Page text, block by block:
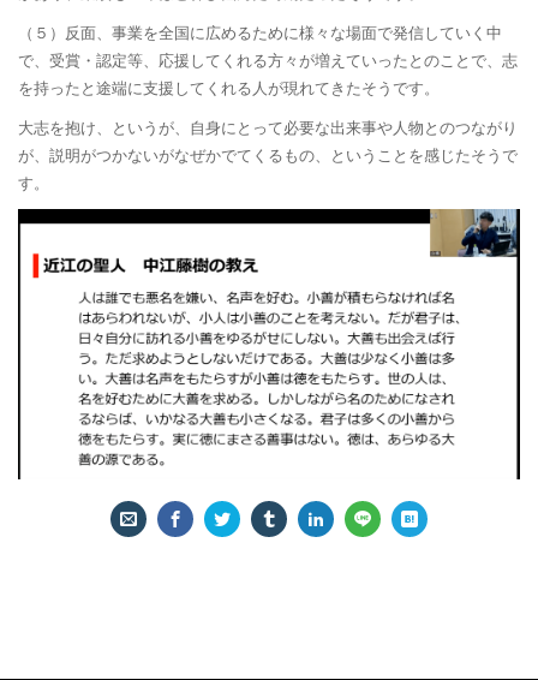
（５）反面、事業を全国に広めるために様々な場面で発信していく中
で、受賞・認定等、応援してくれる方々が増えていったとのことで、志
を持ったと途端に支援してくれる人が現れてきたそうです。
大志を抱け、というが、自身にとって必要な出来事や人物とのつながり
が、説明がつかないがなぜかでてくるもの、ということを感じたそうで
す。